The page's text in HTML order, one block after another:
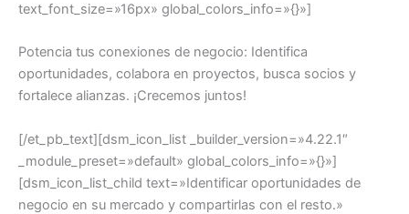
text_font_size=»16px» global_colors_info=»{}»]
Potencia tus conexiones de negocio: Identifica
oportunidades, colabora en proyectos, busca socios y
fortalece alianzas. ¡Crecemos juntos!
[/et_pb_text][dsm_icon_list _builder_version=»4.22.1″
_module_preset=»default» global_colors_info=»{}»]
[dsm_icon_list_child text=»Identificar oportunidades de
negocio en su mercado y compartirlas con el resto.»